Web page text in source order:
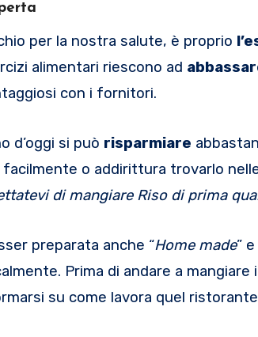
per la nostra salute, è proprio
alimentari riescono ad
con i fornitori.
d’oggi si può risparmiare
o addirittura trovarlo
di mangiare Riso di prima
preparata anche “Home made”
Prima di andare a mangiare
su come lavora quel